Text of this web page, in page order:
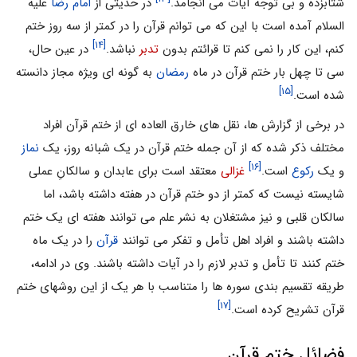
السلام آمده است با این که مى توانم قرآن را در کمتر از سه روز ختم
کنم، این کار را نمى کنم تا قرائتم بدون تدبر نباشد.[۱۴]
در عین حال،
سى تا چهل بار ختم قرآن در ماه رمضان به گونه اى ویژه مجاز دانسته
شده است.[۱۵]
در برخى از گزارش ها، نقل هاى خارق العاده اى از ختم قرآن افراد
مختلف ذکر شده که از آن جمله ختم قرآن در یک شبانه روز، یک نماز
و یک رکوع است.[۱۶] غزالی معتقد است براى عابدان و سالکانِ عملى
شایسته نیست که کمتر از دو ختم قرآن در هفته داشته باشد، اما
سالکان قلبى و نیز مشتغلان به نشر علم مى توانند هفته اى یک ختم
داشته باشند و افراد اهل تأمل و تفکر مى توانند قرآن را در یک ماه
ختم کنند تا تأمل و تدبر لازم را در آیات داشته باشند. وى در ادامه،
طریقه تقسیم بندى سوره ها را متناسب با هر یک از این روشهاى ختم
قرآن تشریح کرده است.[۱۷]